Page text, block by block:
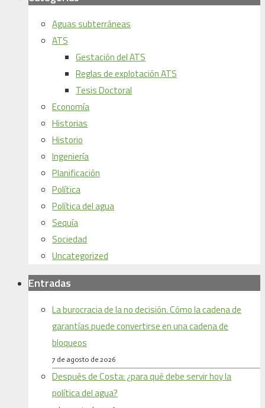
Aguas subterráneas
ATS
Gestación del ATS
Reglas de explotación ATS
Tesis Doctoral
Economía
Historias
Historio
Ingeniería
Planificación
Política
Política del agua
Sequía
Sociedad
Uncategorized
Entradas
La burocracia de la no decisión. Cómo la cadena de
garantías puede convertirse en una cadena de
bloqueos
7 de agosto de 2026
Después de Costa: ¿para qué debe servir hoy la
política del agua?